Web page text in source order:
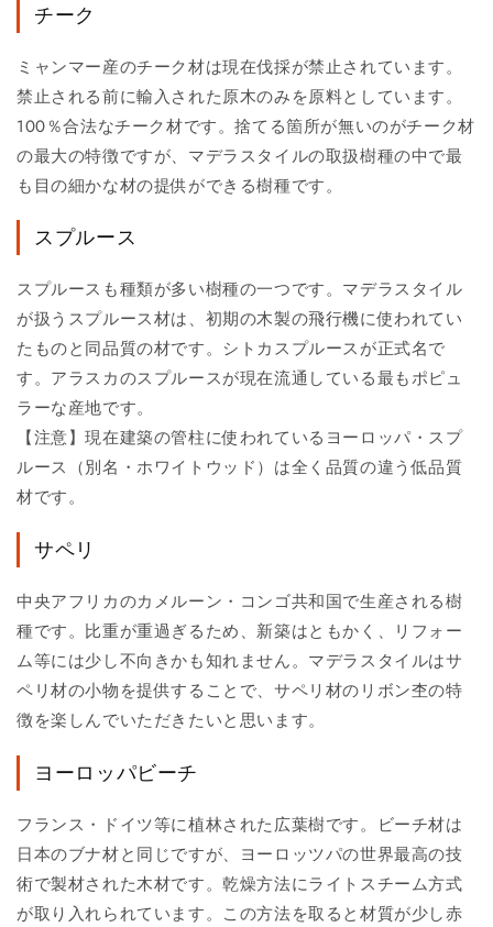
チーク
ミャンマー産のチーク材は現在伐採が禁止されています。
禁止される前に輸入された原木のみを原料としています。
100％合法なチーク材です。捨てる箇所が無いのがチーク材
の最大の特徴ですが、マデラスタイルの取扱樹種の中で最
も目の細かな材の提供ができる樹種です。
スプルース
スプルースも種類が多い樹種の一つです。マデラスタイル
が扱うスプルース材は、初期の木製の飛行機に使われてい
たものと同品質の材です。シトカスプルースが正式名で
す。アラスカのスプルースが現在流通している最もポピュ
ラーな産地です。
【注意】現在建築の管柱に使われているヨーロッパ・スプ
ルース（別名・ホワイトウッド）は全く品質の違う低品質
材です。
サペリ
中央アフリカのカメルーン・コンゴ共和国で生産される樹
種です。比重が重過ぎるため、新築はともかく、リフォー
ム等には少し不向きかも知れません。マデラスタイルはサ
ペリ材の小物を提供することで、サペリ材のリボン杢の特
徴を楽しんでいただきたいと思います。
ヨーロッパビーチ
フランス・ドイツ等に植林された広葉樹です。ビーチ材は
日本のブナ材と同じですが、ヨーロッツパの世界最高の技
術で製材された木材です。乾燥方法にライトスチーム方式
が取り入れられています。この方法を取ると材質が少し赤